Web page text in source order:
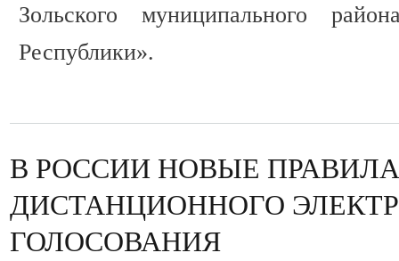
Зольского муниципального
Республики».
В РОССИИ НОВЫЕ ПРАВИЛА
ДИСТАНЦИОННОГО
ГОЛОСОВАНИЯ